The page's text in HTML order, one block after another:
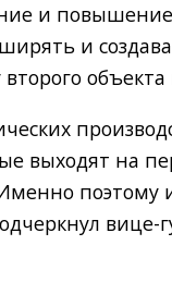
и повышение
и
выходят на
поэтому
вице-